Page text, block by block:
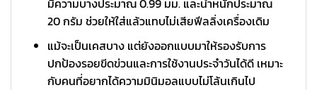
มีความบางประมาณ 0.99 มม. และน้ำหนักประมาณ
20 กรัม ช่วยให้ใส่แล้วแทบไม่เสียฟีลลิ่งเครื่องเดิม
แม้จะเป็นเคสบาง แต่ยังออกแบบมาให้รองรับการ
ปกป้องรอยขีดข่วนและการใช้งานประจำวันได้ดี เหมาะ
กับคนที่อยากได้ความมินิมอลแบบไม่โล้นเกินไป